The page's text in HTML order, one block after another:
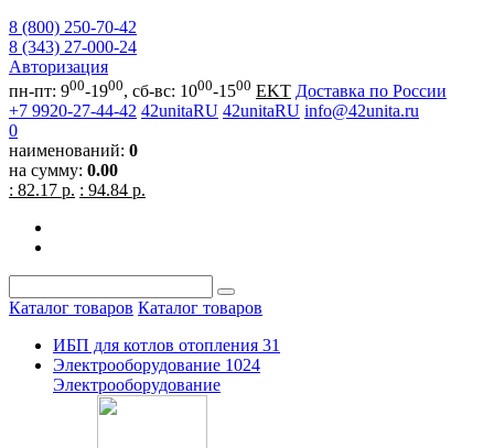
8 (800) 250-70-42
8 (343) 27-000-24
Авторизация
пн-пт: 900-1900, сб-вс: 1000-1500 EKT Доставка по России
+7 9920-27-44-42 42unitaRU 42unitaRU info@42unita.ru
0
наименований: 0
на сумму: 0.00
: 82.17 р. : 94.84 р.
Каталог товаров Каталог товаров
ИБП для котлов отопления 31
Электрооборудование 1024
Электрооборудование